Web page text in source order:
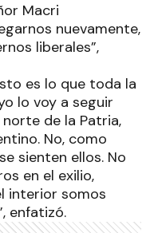
Macri
nuevamente,
liberales”,
es lo que toda la
lo voy a seguir
de la Patria,
No, como
sienten ellos. No
en el exilio,
interior somos
enfatizó.